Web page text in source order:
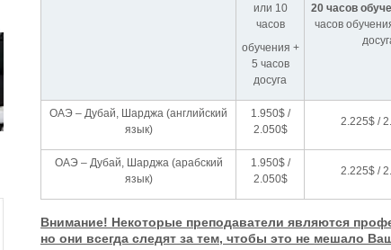
или 10
часов
обучения +
5 часов
досуга
20 часов
часов
ОАЭ – Дубай, Шарджа (английский
язык)
1.950$ /
2.050$
2.225$ /
ОАЭ – Дубай, Шарджа (арабский
язык)
1.950$ /
2.050$
2.225$ /
Внимание! Некоторые преподаватели являются
но они всегда следят за тем, чтобы это не мешало